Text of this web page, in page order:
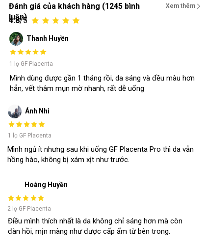
Đánh giá của khách hàng (1245 bình
luận)
Xem thêm
4.8/5
Thanh Huyền
Mình dùng được gần 1 tháng rồi, da sáng và đều màu hơn
hẳn, vết thâm mụn mờ nhanh, rất dễ uống
1 lọ GF Placenta
Hoàng Huyền
Điều mình thích nhất là da không chỉ sáng hơn mà còn
đàn hồi, mịn màng như được cấp ẩm từ bên trong.
2 lọ GF Placenta
Ánh Nhi
1 lọ GF Placenta
Mình ngủ ít nhưng sau khi uống GF Placenta Pro thì da vẫn
hồng hào, không bị xám xịt như trước.